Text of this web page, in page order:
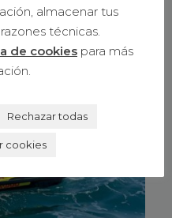
almacenar tus
técnicas.
de cookies para más
Rechazar todas
cookies